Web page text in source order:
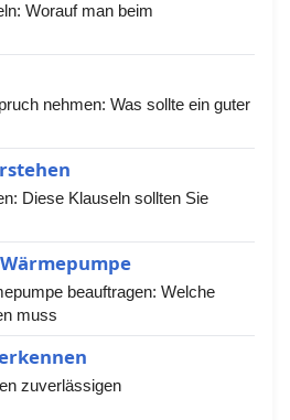
Worauf man beim
nehmen: Was sollte ein guter
Diese Klauseln sollten Sie
beauftragen: Welche
muss
zuverlässigen